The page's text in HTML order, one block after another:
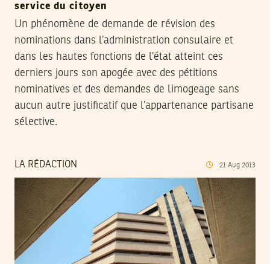
service du citoyen
Un phénomène de demande de révision des
nominations dans l’administration consulaire et
dans les hautes fonctions de l’état atteint ces
derniers jours son apogée avec des pétitions
nominatives et des demandes de limogeage sans
aucun autre justificatif que l’appartenance partisane
sélective.
LA RÉDACTION 21 Aug 2013